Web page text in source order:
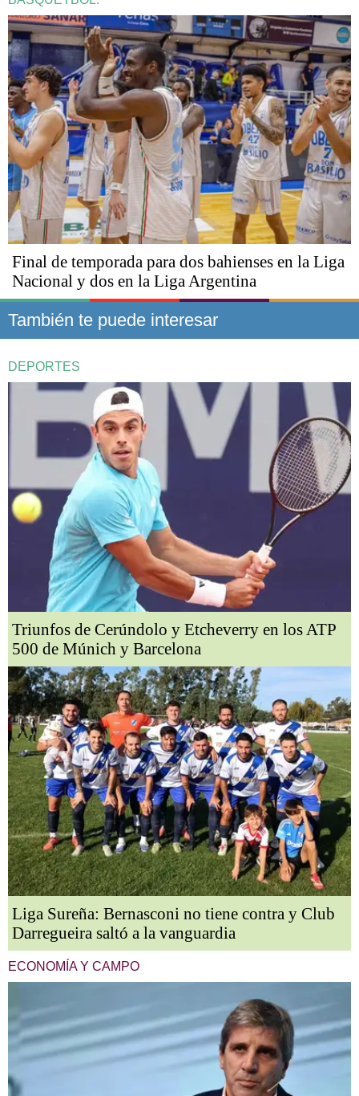
Final de temporada para dos bahienses en la Liga
Nacional y dos en la Liga Argentina
También te puede interesar
DEPORTES
Triunfos de Cerúndolo y Etcheverry en los ATP
500 de Múnich y Barcelona
Liga Sureña: Bernasconi no tiene contra y Club
Darregueira saltó a la vanguardia
ECONOMÍA Y CAMPO